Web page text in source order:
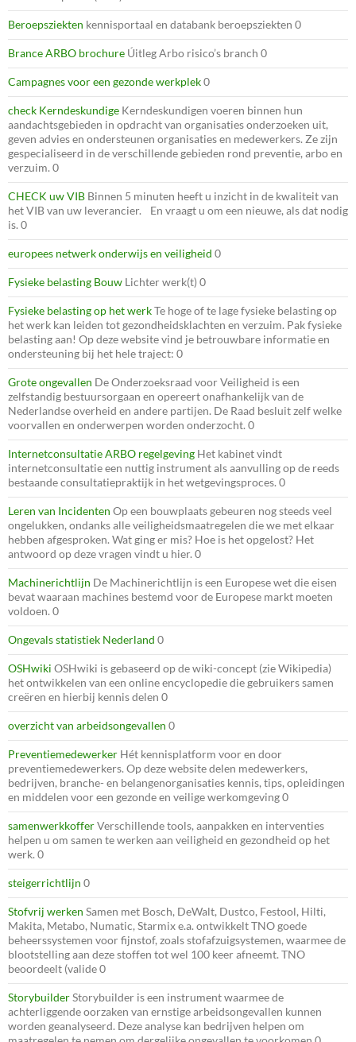
Beroepsziekten kennisportaal en databank beroepsziekten 0
Brance ARBO brochure Úitleg Arbo risico’s branch 0
Campagnes voor een gezonde werkplek0
check Kerndeskundige Kerndeskundigen voeren binnen hun
aandachtsgebieden in opdracht van organisaties onderzoeken uit,
geven advies en ondersteunen organisaties en medewerkers. Ze zijn
gespecialiseerd in de verschillende gebieden rond preventie, arbo en
verzuim. 0
CHECK uw VIB Binnen 5 minuten heeft u inzicht in de kwaliteit van
het VIB van uw leverancier. En vraagt u om een nieuwe, als dat nodig
is. 0
europees netwerk onderwijs en veiligheid 0
Fysieke belasting Bouw Lichter werk(t) 0
Fysieke belasting op het werkTe hoge of te lage fysieke belasting op
het werk kan leiden tot gezondheidsklachten en verzuim. Pak fysieke
belasting aan! Op deze website vind je betrouwbare informatie en
ondersteuning bij het hele traject: 0
Grote ongevallen De Onderzoeksraad voor Veiligheid is een
zelfstandig bestuursorgaan en opereert onafhankelijk van de
Nederlandse overheid en andere partijen. De Raad besluit zelf welke
voorvallen en onderwerpen worden onderzocht. 0
Internetconsultatie ARBO regelgeving Het kabinet vindt
internetconsultatie een nuttig instrument als aanvulling op de reeds
bestaande consultatiepraktijk in het wetgevingsproces. 0
Leren van Incidenten Op een bouwplaats gebeuren nog steeds veel
ongelukken, ondanks alle veiligheidsmaatregelen die we met elkaar
hebben afgesproken. Wat ging er mis? Hoe is het opgelost? Het
antwoord op deze vragen vindt u hier. 0
Machinerichtlijn De Machinerichtlijn is een Europese wet die eisen
bevat waaraan machines bestemd voor de Europese markt moeten
voldoen. 0
Ongevals statistiek Nederland 0
OSHwiki OSHwiki is gebaseerd op de wiki-concept (zie Wikipedia)
het ontwikkelen van een online encyclopedie die gebruikers samen
creëren en hierbij kennis delen 0
overzicht van arbeidsongevallen 0
Preventiemedewerker Hét kennisplatform voor en door
preventiemedewerkers. Op deze website delen medewerkers,
bedrijven, branche- en belangenorganisaties kennis, tips, opleidingen
en middelen voor een gezonde en veilige werkomgeving 0
samenwerkkofferVerschillende tools, aanpakken en interventies
helpen u om samen te werken aan veiligheid en gezondheid op het
werk. 0
steigerrichtlijn 0
Stofvrij werken Samen met Bosch, DeWalt, Dustco, Festool, Hilti,
Makita, Metabo, Numatic, Starmix e.a. ontwikkelt TNO goede
beheerssystemen voor fijnstof, zoals stofafzuigsystemen, waarmee de
blootstelling aan deze stoffen tot wel 100 keer afneemt. TNO
beoordeelt (valide 0
StorybuilderStorybuilder is een instrument waarmee de
achterliggende oorzaken van ernstige arbeidsongevallen kunnen
worden geanalyseerd. Deze analyse kan bedrijven helpen om